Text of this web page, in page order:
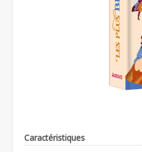
Caractéristiques